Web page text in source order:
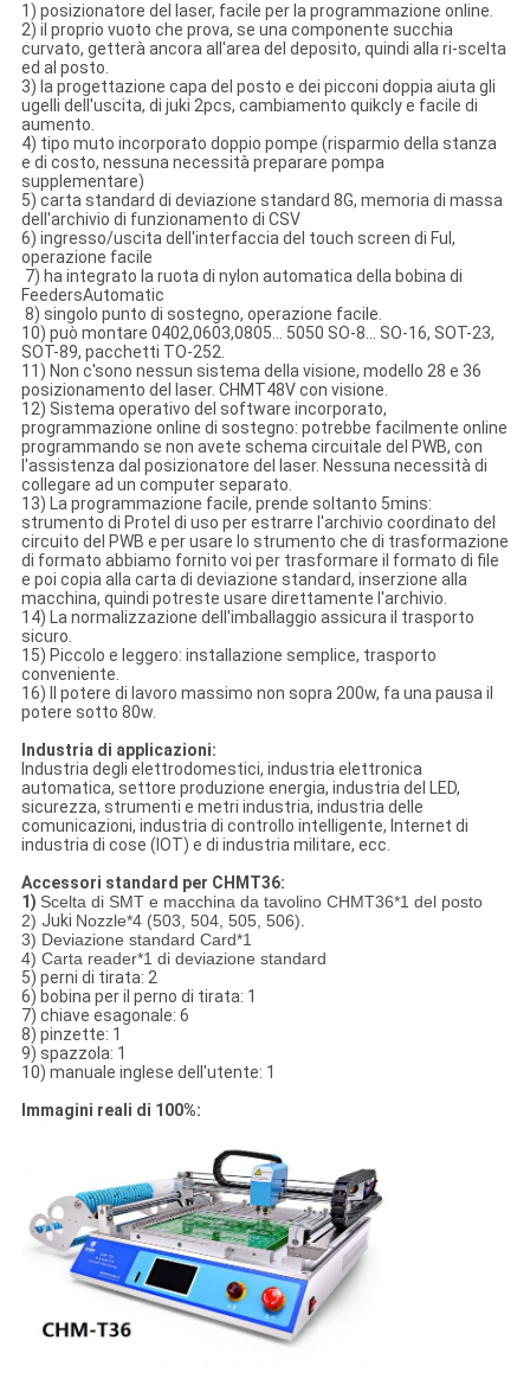
1) posizionatore del laser, facile per la programmazione online.
2) il proprio vuoto che prova, se una componente succhia
curvato, getterà ancora all'area del deposito, quindi alla ri-scelta
ed al posto.
3) la progettazione capa del posto e dei picconi doppia aiuta gli
ugelli dell'uscita, di juki 2pcs, cambiamento quikcly e facile di
aumento.
4) tipo muto incorporato doppio pompe (risparmio della stanza
e di costo, nessuna necessità preparare pompa
supplementare)
5) carta standard di deviazione standard 8G, memoria di massa
dell'archivio di funzionamento di CSV
6) ingresso/uscita dell'interfaccia del touch screen di Ful,
operazione facile
7) ha integrato la ruota di nylon automatica della bobina di
FeedersAutomatic
8) singolo punto di sostegno, operazione facile.
10) può montare 0402,0603,0805… 5050 SO-8… SO-16, SOT-23,
SOT-89, pacchetti TO-252.
11) Non c'sono nessun sistema della visione, modello 28 e 36
posizionamento del laser. CHMT48V con visione.
12) Sistema operativo del software incorporato,
programmazione online di sostegno: potrebbe facilmente online
programmando se non avete schema circuitale del PWB, con
l'assistenza dal posizionatore del laser. Nessuna necessità di
collegare ad un computer separato.
13) La programmazione facile, prende soltanto 5mins:
strumento di Protel di uso per estrarre l'archivio coordinato del
circuito del PWB e per usare lo strumento che di trasformazione
di formato abbiamo fornito voi per trasformare il formato di file
e poi copia alla carta di deviazione standard, inserzione alla
macchina, quindi potreste usare direttamente l'archivio.
14) La normalizzazione dell'imballaggio assicura il trasporto
sicuro.
15) Piccolo e leggero: installazione semplice, trasporto
conveniente.
16) Il potere di lavoro massimo non sopra 200w, fa una pausa il
potere sotto 80w.
Industria di applicazioni:
Industria degli elettrodomestici, industria elettronica
automatica, settore produzione energia, industria del LED,
sicurezza, strumenti e metri industria, industria delle
comunicazioni, industria di controllo intelligente, Internet di
industria di cose (IOT) e di industria militare, ecc.
Accessori standard per CHMT36:
1) Scelta di SMT e macchina da tavolino CHMT36*1 del posto
2) Juki Nozzle*4 (503, 504, 505, 506).
3) Deviazione standard Card*1
4) Carta reader*1 di deviazione standard
5) perni di tirata: 2
6) bobina per il perno di tirata: 1
7) chiave esagonale: 6
8) pinzette: 1
9) spazzola: 1
10) manuale inglese dell'utente: 1
Immagini reali di 100%: